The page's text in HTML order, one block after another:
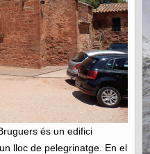
és un edifici
lloc de pelegrinatge. En el